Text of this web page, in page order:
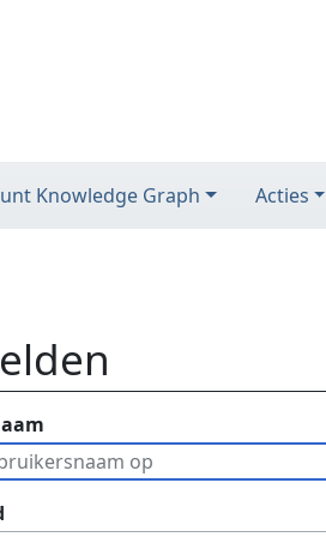
Knowledge Graph Acties
,